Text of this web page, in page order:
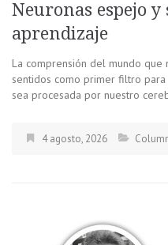
Neuronas espejo
aprendizaje
La comprensión del mundo
sentidos como primer filtro
sea procesada por nuestro
4 agosto, 2026